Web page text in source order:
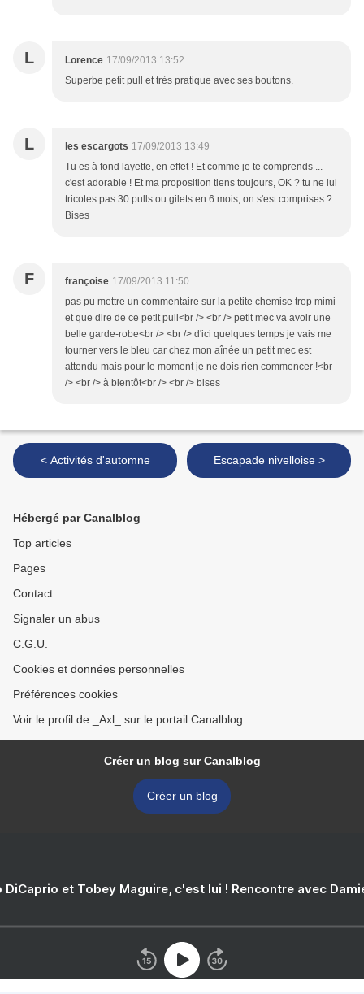
L Lorence 17/09/2013 13:52
Superbe petit pull et très pratique avec ses boutons.
L les escargots 17/09/2013 13:49
Tu es à fond layette, en effet ! Et comme je te comprends ...
c'est adorable ! Et ma proposition tiens toujours, OK ? tu ne lui
tricotes pas 30 pulls ou gilets en 6 mois, on s'est comprises ?
Bises
F françoise 17/09/2013 11:50
pas pu mettre un commentaire sur la petite chemise trop mimi
et que dire de ce petit pull<br /> <br /> petit mec va avoir une
belle garde-robe<br /> <br /> d'ici quelques temps je vais me
tourner vers le bleu car chez mon aînée un petit mec est
attendu mais pour le moment je ne dois rien commencer !<br
/> <br /> à bientôt<br /> <br /> bises
< Activités d'automne Escapade nivelloise >
Hébergé par Canalblog
Top articles
Pages
Contact
Signaler un abus
C.G.U.
Cookies et données personnelles
Préférences cookies
Voir le profil de _Axl_ sur le portail Canalblog
Créer un blog sur Canalblog
Créer un blog
DiCaprio et Tobey Maguire, c'est lui ! Rencontre avec